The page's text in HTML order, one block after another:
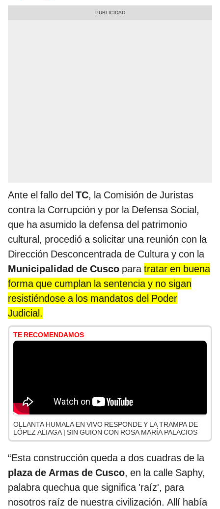
Ante el fallo del TC, la Comisión de Juristas
contra la Corrupción y por la Defensa Social,
que ha asumido la defensa del patrimonio
cultural, procedió a solicitar una reunión con la
Dirección Desconcentrada de Cultura y con la
Municipalidad de Cusco paratratar en buena
forma que cumplan la sentencia y no sigan
resistiéndose a los mandatos del Poder
Judicial.
TE RECOMENDAMOS
OLLANTA HUMALA EN VIVO RESPONDE Y LA TRAMPA DE
LÓPEZ ALIAGA | SIN GUION CON ROSA MARÍA PALACIOS
“Esta construcción queda a dos cuadras de la
plaza de Armas de Cusco, en la calle Saphy,
palabra quechua que significa 'raíz', para
nosotros raíz de nuestra civilización. Allí había